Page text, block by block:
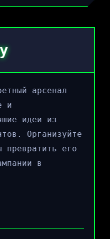
арсенал
и
идеи из
Организуйте
превратить его
в